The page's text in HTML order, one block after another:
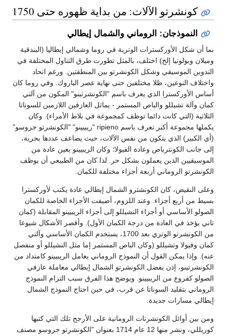
كونشرتو الآلات: من بداية ظهوره حتى 1750
النموذجان: الروماني والشمال إيطالي
بما أن شكل الأوركسترات الوترية في روما وشمالي إيطاليا (البندقية
وميلان وبولونيا إلخ) اختلف، بالمثل تطورت طرق التناول المختلفة في
التدوين الموسيقي وشكل الكونشرتو بين المنطقتين. ورغم اتحاد
واختلاف النوعين، ظلا مختلفين حتى نهاية عصر الباروك. وفي روما كان
أساس الأوركسترا الذي يعرف باسم "الكونشرتينو" المكون من آلتي
كمان وآلة تشيللو والباص المستمر - يماثل العازفين اللازمين للسوناتا
الثلاثية (التي كانت دائما توظف كمجموعة في بلاط الأمراء). وكان
يكملها مجموعة أكبر تعرف باسم ripieno "ريبيينو" "الكونشرتو جروسو"
(أي الكبير) الذي يتكون من نفس الآلات، حيث يضاعف عددها بحرية،
إلى جانب الكونترباص وعادة الفيولا؛ وكان الريبيينو يعين عادة من
الموسيقيين الذين يعملون بشكل حر. لذا كان من الطبيعي أن يوظف
الكونشرتو الروماني أربعة أجزاء مختلفة للكمان.
وعلى النقيض، كان الكونشترو الشمال إيطالي عادة يكتب لأوركسترا
بسيط من أربع أجزاء. وعند اللزوم، أضيفت الأجزاء الخاصة للكمان
الصولو الأساسي أو أجزاء التشيللو إلى أجزاء الريبيينو المقابلة (كمان
ثاني يؤخذ في العادة من درجة الكمان الأول). وأقصر الأشكال شيوعا
من الكونشرتو الوتري بعد 1700، يستخدم الكمان الأساسي وآلتي
كمان وفيولا وتشيللو (وكان الباص المستمر إما مثل التشيللو أو منفصل
عنه). وإذا يمكن القول أن النموذج الروماني يعامل الريبيينو كامتداد من
الكونشرتينو، إذن يفضل الكونشرتو الشمال إيطالي معاملة عازفي
الصولو كفروع من الريبيينو. ويوضح هذا الفرق سبب التزام النموذج
الروماني بتقليد السوناتا عن قرب، في حين اجتاج النموذج الشمال
إيطالي مسارات جديدة.
ومن بين أوائل الكونشرتات الرومانية على الأرجح تلك التي كتبها
كوريللي، ونشر منها 12 عام 1714 بعنوان "الكونشرتو جروسو مصنف